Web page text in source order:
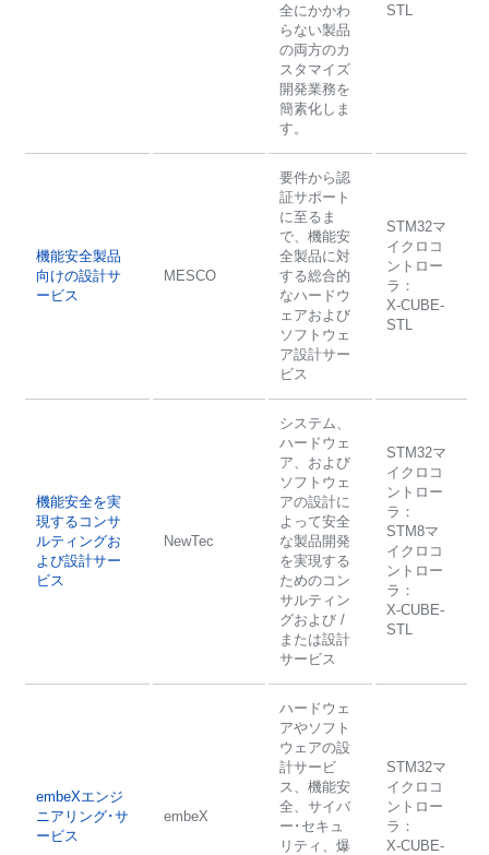
全にかかわ
らない製品
の両方のカ
スタマイズ
開発業務を
簡素化しま
す。
STL
機能安全製品
向けの設計サ
ービス
MESCO
要件から認
証サポート
に至るま
で、機能安
全製品に対
する総合的
なハードウ
ェアおよび
ソフトウェ
ア設計サー
ビス
STM32マ
イクロコ
ントロー
ラ：
X-CUBE-
STL
機能安全を実
現するコンサ
ルティングお
よび設計サー
ビス
NewTec
システム、
ハードウェ
ア、および
ソフトウェ
アの設計に
よって安全
な製品開発
を実現する
ためのコン
サルティン
グおよび /
または設計
サービス
STM32マ
イクロコ
ントロー
ラ：
STM8マ
イクロコ
ントロー
ラ：
X-CUBE-
STL
embeXエンジ
ニアリング･サ
ービス
embeX
ハードウェ
アやソフト
ウェアの設
計サービ
ス、機能安
全、サイバ
ー･セキュ
リティ、爆
STM32マ
イクロコ
ントロー
ラ：
X-CUBE-